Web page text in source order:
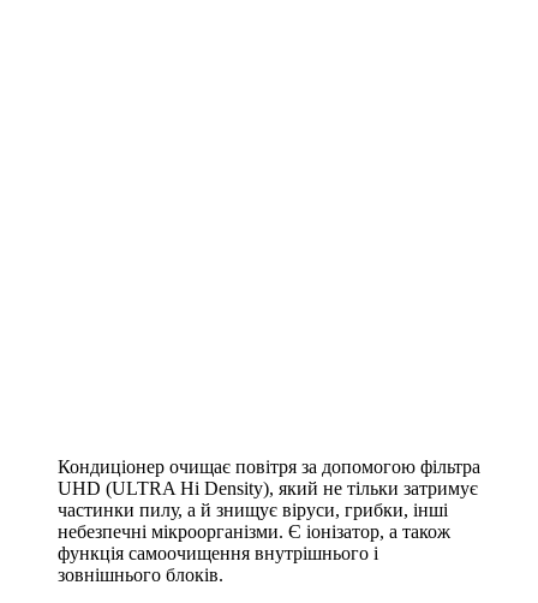
Кондиціонер очищає повітря за допомогою фільтра
UHD (ULTRA Hi Density), який не тільки затримує
частинки пилу, а й знищує віруси, грибки, інші
небезпечні мікроорганізми. Є іонізатор, а також
функція самоочищення внутрішнього і
зовнішнього блоків.